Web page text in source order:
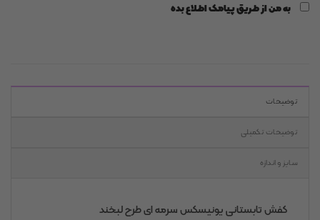
به من از طریق پیامک اطلاع بده
توضیحات
توضیحات تکمیلی
سایز و اندازه
کفش تابستانی یونیسکس سرمه ای طرح لبخند